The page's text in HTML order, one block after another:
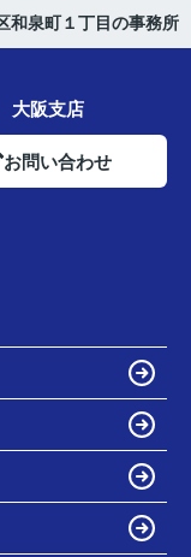
和泉町１丁目の事務所
大阪支店
お問い合わせ